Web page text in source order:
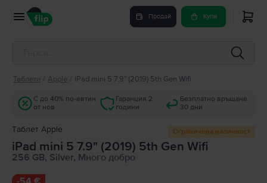
Продай Купи
Таблети Apple iPad mini 5 7.9" (2019) 5th Gen Wifi
С до 40% по-евтин
от нов
Гаранция 2
години
Безплатно връщане
30 дни
Tаблет Apple Ограничена наличност
iPad mini 5 7.9" (2019) 5th Gen Wifi
256 GB, Silver, Много добро